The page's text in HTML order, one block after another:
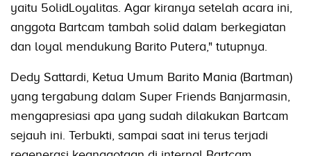
yaitu 5olidLoyalitas. Agar kiranya setelah acara ini,
anggota Bartcam tambah solid dalam berkegiatan
dan loyal mendukung Barito Putera," tutupnya.
Dedy Sattardi, Ketua Umum Barito Mania (Bartman)
yang tergabung dalam Super Friends Banjarmasin,
mengapresiasi apa yang sudah dilakukan Bartcam
sejauh ini. Terbukti, sampai saat ini terus terjadi